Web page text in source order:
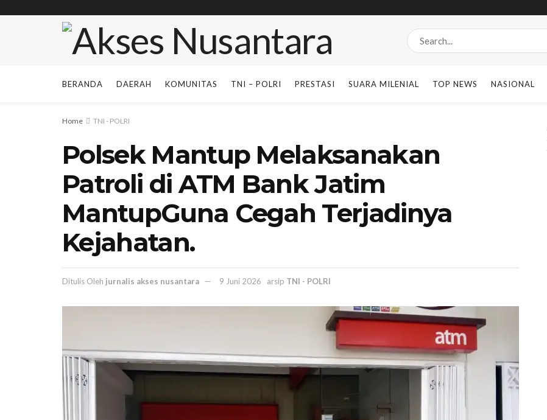
BERANDA DAERAH KOMUNITAS TNI – POLRI PRESTASI SUARA MILENIAL TOP NEWS NASIONAL
Home TNI - POLRI
Polsek Mantup Melaksanakan
Patroli di ATM Bank Jatim
MantupGuna Cegah Terjadinya
Kejahatan.
Ditulis Oleh jurnalis akses nusantara 9 Juni 2026 arsip TNI - POLRI